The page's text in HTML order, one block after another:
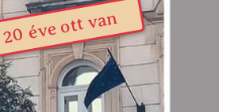
20 éve ott van